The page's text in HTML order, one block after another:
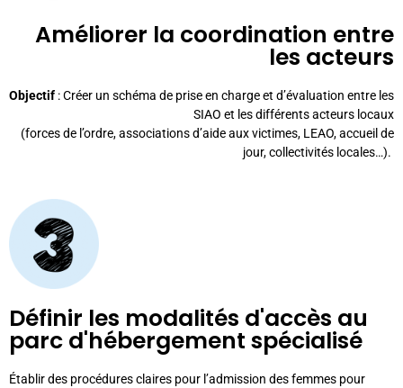
Améliorer la coordination entre
les acteurs
Objectif : Créer un schéma de prise en charge et d’évaluation entre les
SIAO et les différents acteurs locaux
(forces de l’ordre, associations d’aide aux victimes, LEAO, accueil de
jour, collectivités locales…).
Définir les modalités d'accès au
parc d'hébergement spécialisé
Établir des procédures claires pour l’admission des femmes pour